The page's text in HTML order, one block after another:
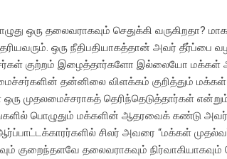
ஒரு தலைவராகவும் செதுக்கி வருகிறதா?
ஒரு நீதிபதியாகத்தான் அவர் தீர்ப்பை
குற்றம் இழைத்தார்களோ இல்லையோ மக்கள்
தன்னிலை விளக்கம் குறித்தும்
முதலமைச்சராகத் தெரிந்தெடுத்தார்கள்
பொழுதும் மக்களின் ஆதரவைக் கண்டு அவர்
சிலர் அவரை “மக்கள்
தலைவராகவும் நிர்வாகியாகவும்